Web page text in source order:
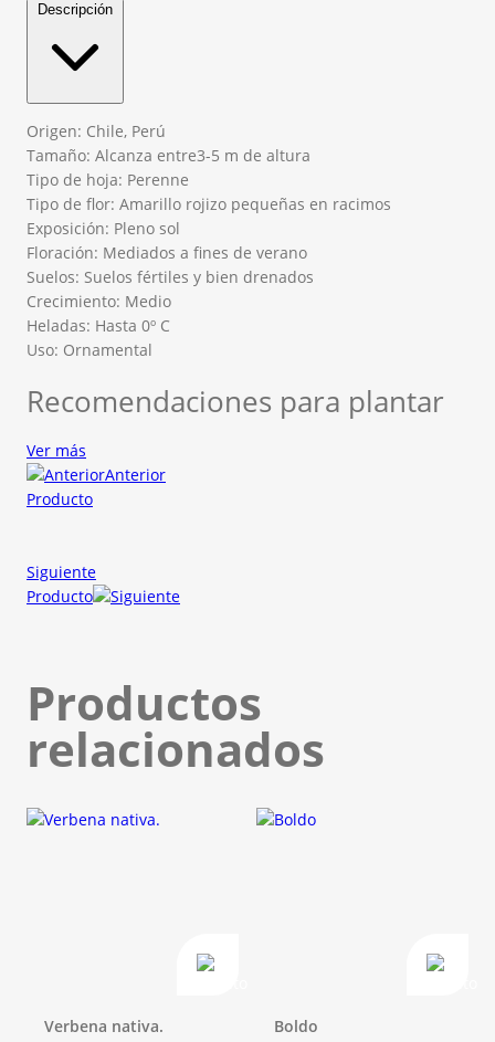
Descripción
Origen: Chile, Perú
Tamaño: Alcanza entre3-5 m de altura
Tipo de hoja: Perenne
Tipo de flor: Amarillo rojizo pequeñas en racimos
Exposición: Pleno sol
Floración: Mediados a fines de verano
Suelos: Suelos fértiles y bien drenados
Crecimiento: Medio
Heladas: Hasta 0º C
Uso: Ornamental
Recomendaciones para plantar
Ver más
Anterior
Producto
Siguiente
Producto
Productos
relacionados
Verbena nativa. Boldo